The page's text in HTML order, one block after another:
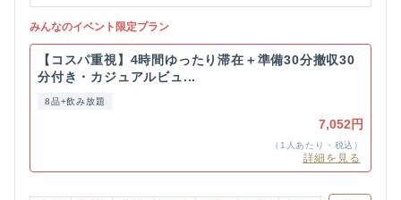
みんなのイベント限定プラン
【コスパ重視】4時間ゆったり滞在＋準備30分撤収30
分付き・カジュアルビュ...
8品+飲み放題
7,052円
（1人あたり・税込）
詳細を見る